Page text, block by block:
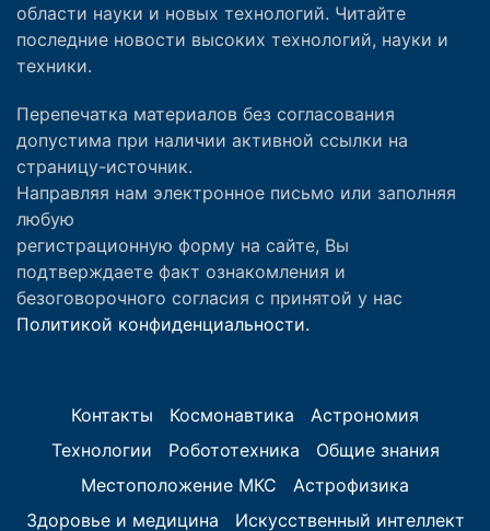
области науки и новых технологий. Читайте
последние новости высоких технологий, науки и
техники.
Перепечатка материалов без согласования
допустима при наличии активной ссылки на
страницу-источник.
Направляя нам электронное письмо или заполняя
любую
регистрационную форму на сайте, Вы
подтверждаете факт ознакомления и
безоговорочного согласия с принятой у нас
Политикой конфиденциальности.
Контакты Космонавтика
Астрономия
Технологии
Робототехника
Общие знания
Местоположение МКС
Астрофизика
Здоровье и медицина
Искусственный интеллект